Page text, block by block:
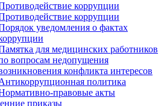
коррупции
коррупции
уведомления о фактах
для медицинских работников
вопросам недопущения
конфликта интересов
политика
правовые акты
приказы